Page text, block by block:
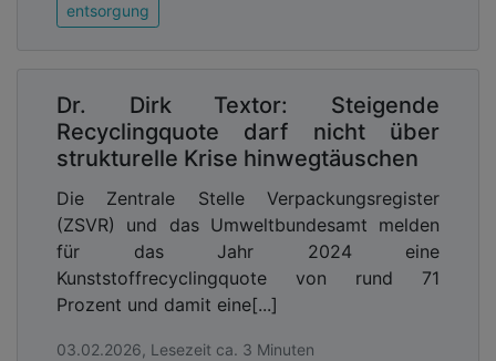
entsorgung
Dr. Dirk Textor: Steigende
Recyclingquote darf nicht über
strukturelle Krise hinwegtäuschen
Die Zentrale Stelle Verpackungsregister
(ZSVR) und das Umweltbundesamt melden
für das Jahr 2024 eine
Kunststoffrecyclingquote von rund 71
Prozent und damit eine[...]
03.02.2026, Lesezeit ca. 3 Minuten